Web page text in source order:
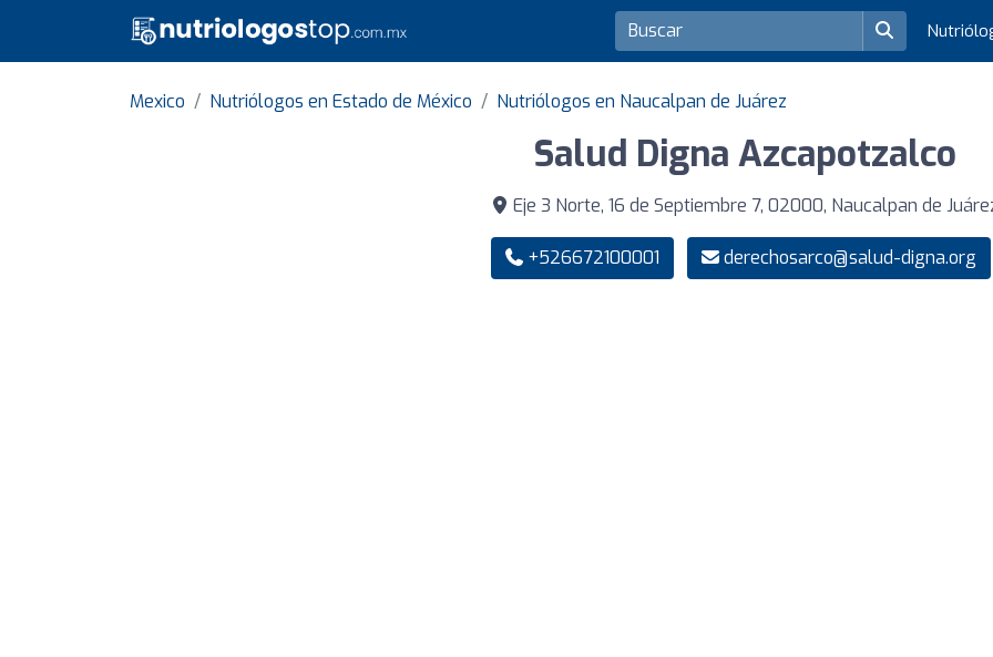
Mexico Nutriólogos en Estado de México Nutriólogos en Naucalpan de Juárez
Salud Digna Azcapotzalco
Eje 3 Norte, 16 de Septiembre 7, 02000, Naucalpan de
+526672100001 derechosarco@salud-digna.org